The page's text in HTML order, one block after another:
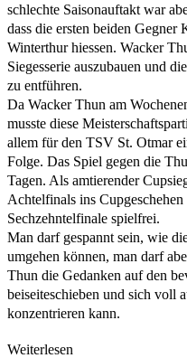
schlechte Saisonauftakt war
dass die ersten beiden Gegner
Winterthur hiessen. Wacker
Siegesserie auszubauen und
zu entführen.
Da Wacker Thun am
musste diese
allem für den TSV St. Otmar
Folge. Das Spiel gegen die
Tagen. Als amtierender
Achtelfinals ins
Sechzehntelfinale spielfrei.
Man darf gespannt sein, wie
umgehen können, man darf
Thun die Gedanken auf den
beiseiteschieben und sich voll
konzentrieren kann.
Weiterlesen